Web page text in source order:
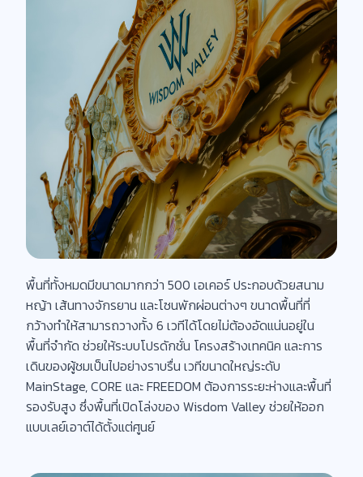
พื้นที่ทั้งหมดมีขนาดมากกว่า 500 เอเคอร์ ประกอบด้วยสนาม
หญ้า เส้นทางจักรยาน และโซนพักผ่อนต่างๆ ขนาดพื้นที่ที่
กว้างทำให้สามารถวางทั้ง 6 เวทีได้โดยไม่ต้องอัดแน่นอยู่ใน
พื้นที่จำกัด ช่วยให้ระบบโปรดักชั่น โครงสร้างเทคนิค และการ
เดินของผู้ชมเป็นไปอย่างราบรื่น เวทีขนาดใหญ่ระดับ
MainStage, CORE และ FREEDOM ต้องการระยะห่างและพื้นที่
รองรับสูง ซึ่งพื้นที่เปิดโล่งของ Wisdom Valley ช่วยให้ออก
แบบเลย์เอาต์ได้ตั้งแต่ศูนย์